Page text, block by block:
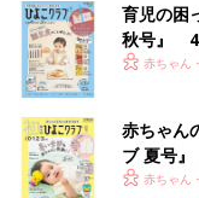
＜ソンくんはオムツが
――ソンくんが当初オ
たと思いますか？
育児の困
秋号』 4
いっぱい
赤ちゃん
赤ちゃん
ブ 夏号
く！ おっ
赤ちゃん